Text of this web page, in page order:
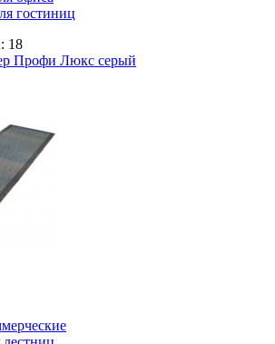
гостиниц
18
Профи Люкс серый